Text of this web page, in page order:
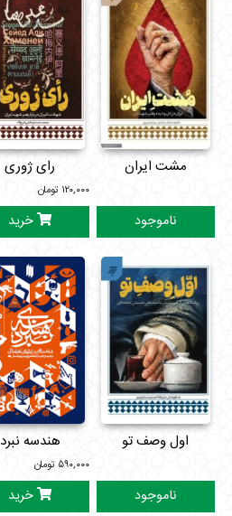
مشت ایران
ناموجود
رای ژوری
۱۲۰,۰۰۰ تومان
خرید
اول وصف تو
ناموجود
هندسه نبرد
۵۹۰,۰۰۰ تومان
خرید